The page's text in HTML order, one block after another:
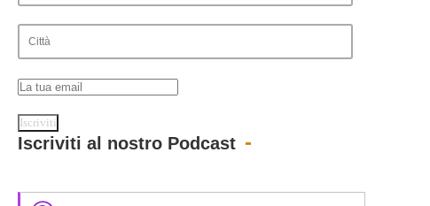
Iscriviti al nostro Podcast